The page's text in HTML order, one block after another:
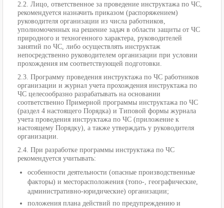
2.2. Лицо, ответственное за проведение инструктажа по ЧС,
рекомендуется назначить приказом (распоряжением)
руководителя организации из числа работников,
уполномоченных на решение задач в области защиты от ЧС
природного и техногенного характера, руководителей
занятий по ЧС, либо осуществлять инструктаж
непосредственно руководителем организации при условии
прохождения им соответствующей подготовки.
2.3. Программу проведения инструктажа по ЧС работников
организации и журнал учета прохождения инструктажа по
ЧС целесообразно разрабатывать на основании
соответственно Примерной программы инструктажа по ЧС
(раздел 4 настоящего Порядка) и Типовой формы журнала
учета проведения инструктажа по ЧС (приложение к
настоящему Порядку), а также утверждать у руководителя
организации.
2.4. При разработке программы инструктажа по ЧС
рекомендуется учитывать:
особенности деятельности (опасные производственные
факторы) и месторасположения (топо-, географические,
административно-юридические) организации;
положения плана действий по предупреждению и